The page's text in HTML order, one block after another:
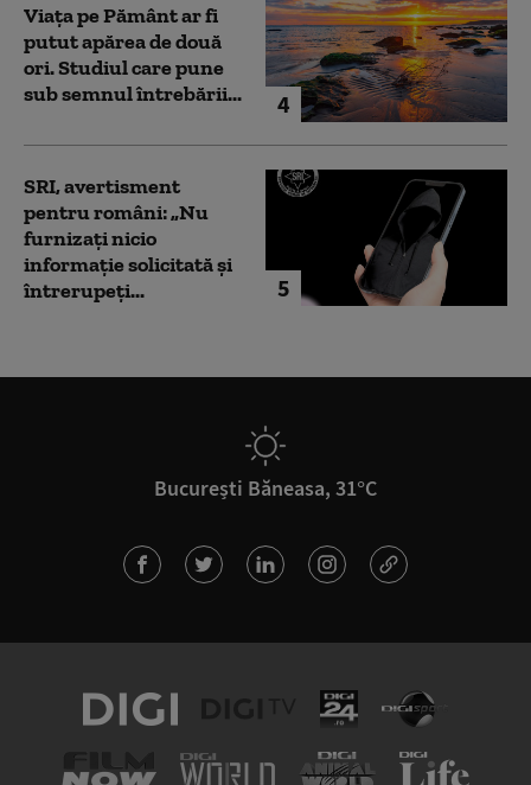
4
Viața pe Pământ ar fi
putut apărea de două
ori. Studiul care pune
sub semnul întrebării...
5
SRI, avertisment
pentru români: „Nu
furnizați nicio
informație solicitată și
întrerupeți...
București Băneasa, 31°C